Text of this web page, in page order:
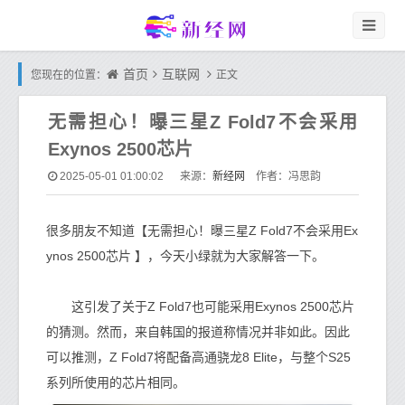
您现在的位置： 首页 互联网 正文
无需担心！曝三星Z Fold7不会采用
Exynos 2500芯片
2025-05-01 01:00:02 来源： 新经网 作者：冯思韵
很多朋友不知道【无需担心！曝三星Z Fold7不会采用Ex
ynos 2500芯片 】，今天小绿就为大家解答一下。
这引发了关于Z Fold7也可能采用Exynos 2500芯片
的猜测。然而，来自韩国的报道称情况并非如此。因此
可以推测，Z Fold7将配备高通骁龙8 Elite，与整个S25
系列所使用的芯片相同。